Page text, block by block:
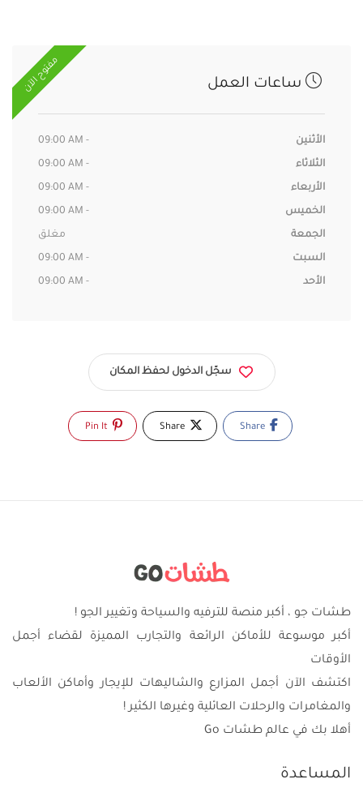
مفتوح الآن ساعات العمل
الأثنين 09:00 AM -
الثلاثاء 09:00 AM -
الأربعاء 09:00 AM -
الخميس 09:00 AM -
الجمعة مغلق
السبت 09:00 AM -
الأحد 09:00 AM -
سجّل الدخول لحفظ المكان
طشات جو ، أكبر منصة للترفيه والسياحة وتغيير الجو !
أكبر موسوعة للأماكن الرائعة والتجارب المميزة لقضاء أجمل
الأوقات
اكتشف الآن أجمل المزارع والشاليهات للإيجار وأماكن الألعاب
والمغامرات والرحلات العائلية وغيرها الكثير !
أهلا بك في عالم طشات Go
المساعدة